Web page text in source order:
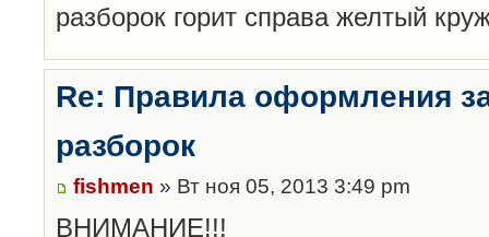
разборок горит справа желтый
Re: Правила оформления
разборок
fishmen » Вт ноя 05, 2013 3:49 pm
ВНИМАНИЕ!!!